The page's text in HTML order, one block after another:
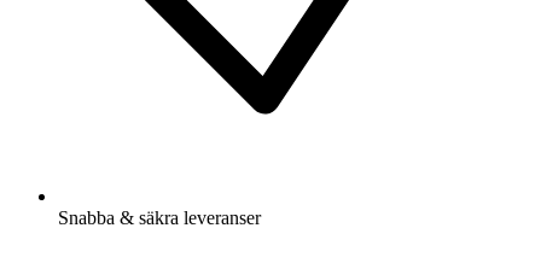
Snabba & säkra leveranser